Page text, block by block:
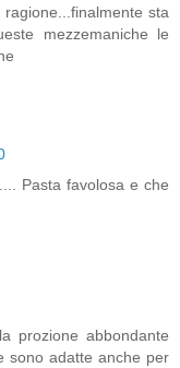
sta
mezzemaniche le
Pasta favolosa e che
prozione abbondante
sono adatte anche per